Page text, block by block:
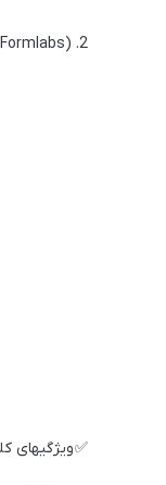
2. Formlabs Dental LT Clear (Formlabs)
✅ ویژگیهای